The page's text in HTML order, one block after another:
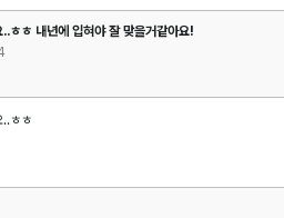
ㅎㅎ 내년에 입혀야 잘 맞을거같아요!
..ㅎㅎ